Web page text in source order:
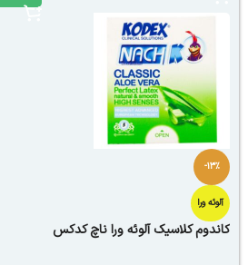
-13%
آلوئه ورا
کاندوم کلاسیک آلوئه ورا ناچ کدکس